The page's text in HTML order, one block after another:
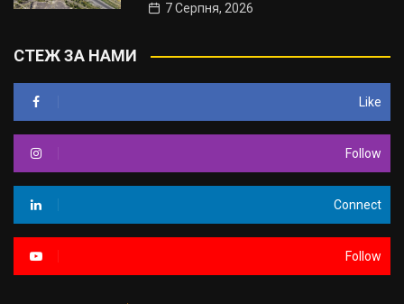
7 Серпня, 2026
СТЕЖ ЗА НАМИ
Like
Follow
Connect
Follow